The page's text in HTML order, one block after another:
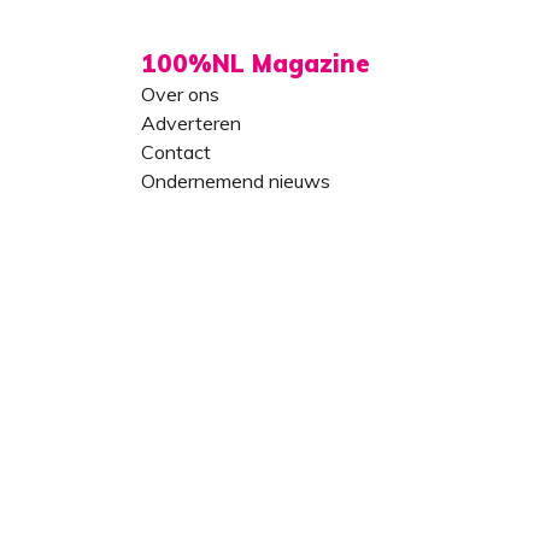
100%NL Magazine
Over ons
Adverteren
Contact
Ondernemend nieuws